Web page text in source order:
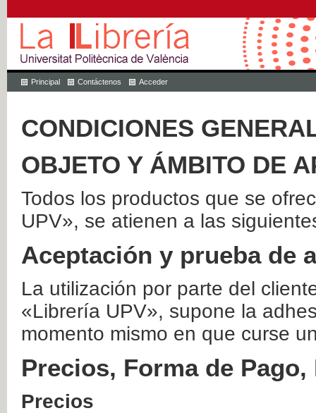
Principal Contáctenos Acceder
CONDICIONES
OBJETO Y ÁMBITO DE
Todos los productos que se
UPV», se atienen a las
Aceptación y prueba de
La utilización por parte del
«Librería UPV», supone la
momento mismo en que curse
Precios, Forma de
Precios